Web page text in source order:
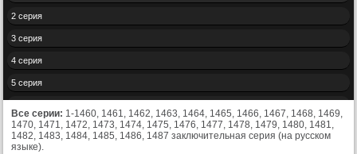
2 серия
3 серия
4 серия
5 серия
7 серия
8 серия
Все серии: 1-1460, 1461, 1462, 1463, 1464, 1465, 1466, 1467, 1468, 1469,
1470, 1471, 1472, 1473, 1474, 1475, 1476, 1477, 1478, 1479, 1480, 1481,
1482, 1483, 1484, 1485, 1486, 1487 заключительная серия (на русском
языке).